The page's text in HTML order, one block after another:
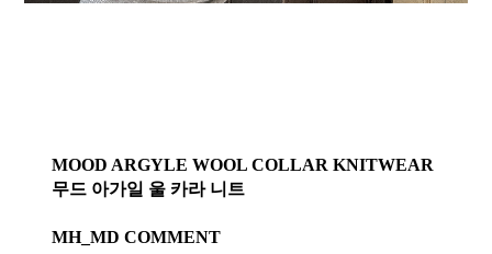
MOOD ARGYLE WOOL COLLAR KNITWEAR
무드 아가일 울 카라 니트
MH_MD COMMENT